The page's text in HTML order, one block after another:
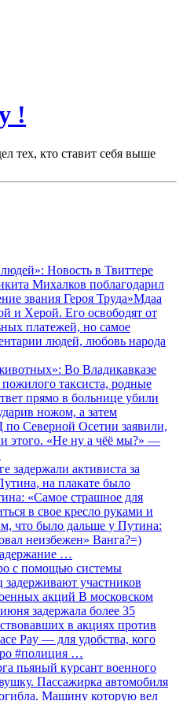
!
тех, кто ставит себя выше
Новость в Твиттере
Михалков поблагодарил
звания Героя Труда»Мдаа
и Херой. Его освободят от
платежей, но самое
людей, любовь народа
Во Владикавказе
таксиста, родные
прямо в больнице убили
ножом, а затем
Северной Осетии заявили,
этого. «Не ну а чёё мы?» —
задержали активиста за
на плакате было
«Самое страшное для
в свое кресло руками и
что было дальше у Путина:
неизбежен» Ванга?=)
…
с помощью системы
задерживают участников
акций В московском
задержала более 35
в акциях против
Pay — для удобства, кого
#полиция …
пьяный курсант военного
Пассажирка автомобиля
Машину которую вел